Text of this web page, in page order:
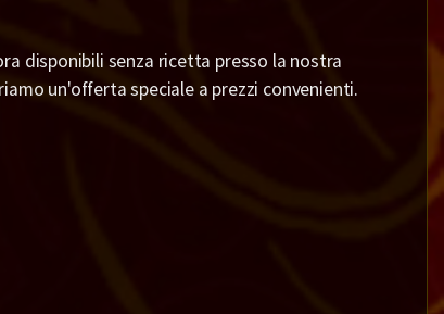
disponibili senza ricetta presso la nostra
un'offerta speciale a prezzi convenienti.